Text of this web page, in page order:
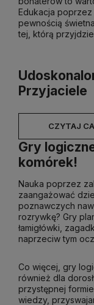
Przyjaciele
Edukacja
pewnością
tej, którą
CZYTAJ
Gry
komórek!
Nauka poprzez
zaangażować
poznawczych
rozrywkę? Gry
łamigłówki,
naprzeciw tym
Co więcej, gry
również dla
przystępnej
wiedzy,